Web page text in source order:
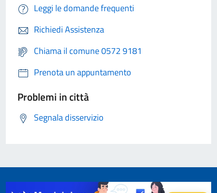
Leggi le domande frequenti
Richiedi Assistenza
Chiama il comune 0572 9181
Prenota un appuntamento
Problemi in città
Segnala disservizio